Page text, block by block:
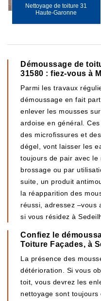
Nettoyage de toiture 31
Haute-Garonne
Démoussage de
31580 : fiez-vous à
Parmi les travaux
démoussage en fait
enlever les mousses
ardoise en général.
des microfissures et
dégel, vont laisser les
toujours de pair avec
brossage ou par
suite, un produit
la réapparition des
réussi, adressez –vous
si vous résidez à
Confiez le
Toiture Façades, à
La présence des
détérioration. Si vous
toit, vous devrez les
nettoyage sont